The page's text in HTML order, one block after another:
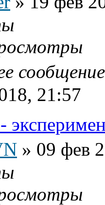
21:57
» 09 фев